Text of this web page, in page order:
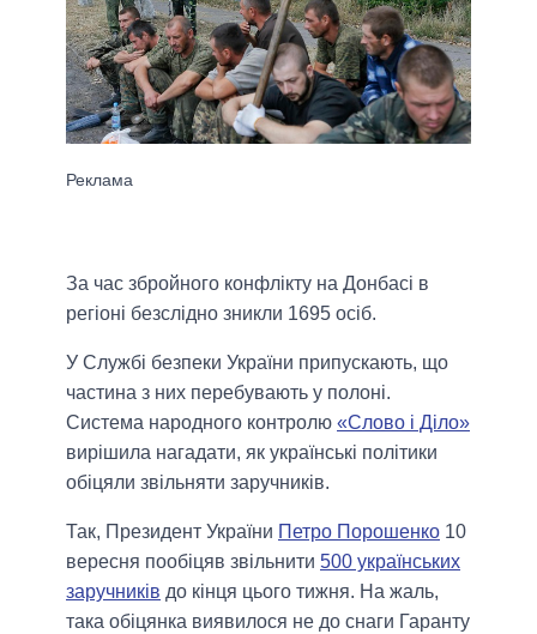
За час збройного конфлікту на Донбасі в
регіоні безслідно зникли 1695 осіб.
У Службі безпеки України припускають, що
частина з них перебувають у полоні.
Система народного контролю «Слово і Діло»
вирішила нагадати, як українські політики
обіцяли звільняти заручників.
Так, Президент України Петро Порошенко 10
вересня пообіцяв звільнити 500 українських
заручників до кінця цього тижня. На жаль,
така обіцянка виявилося не до снаги Гаранту